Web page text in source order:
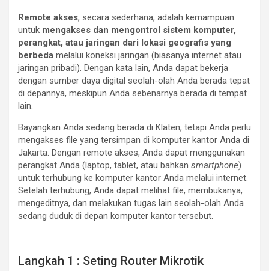
Remote akses, secara sederhana, adalah kemampuan
untuk mengakses dan mengontrol sistem komputer,
perangkat, atau jaringan dari lokasi geografis yang
berbeda melalui koneksi jaringan (biasanya internet atau
jaringan pribadi). Dengan kata lain, Anda dapat bekerja
dengan sumber daya digital seolah-olah Anda berada tepat
di depannya, meskipun Anda sebenarnya berada di tempat
lain.
Bayangkan Anda sedang berada di Klaten, tetapi Anda perlu
mengakses file yang tersimpan di komputer kantor Anda di
Jakarta. Dengan remote akses, Anda dapat menggunakan
perangkat Anda (laptop, tablet, atau bahkan smartphone)
untuk terhubung ke komputer kantor Anda melalui internet.
Setelah terhubung, Anda dapat melihat file, membukanya,
mengeditnya, dan melakukan tugas lain seolah-olah Anda
sedang duduk di depan komputer kantor tersebut.
Langkah 1 : Seting Router Mikrotik